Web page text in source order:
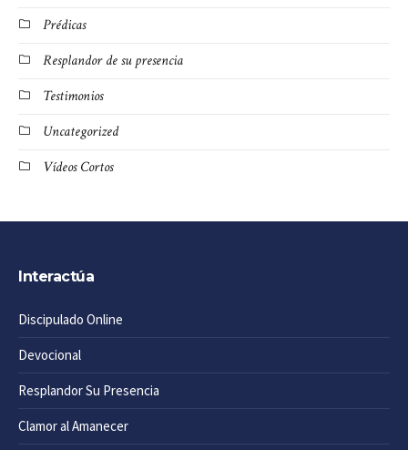
Prédicas
Resplandor de su presencia
Testimonios
Uncategorized
Vídeos Cortos
Interactúa
Discipulado Online
Devocional
Resplandor Su Presencia
Clamor al Amanecer